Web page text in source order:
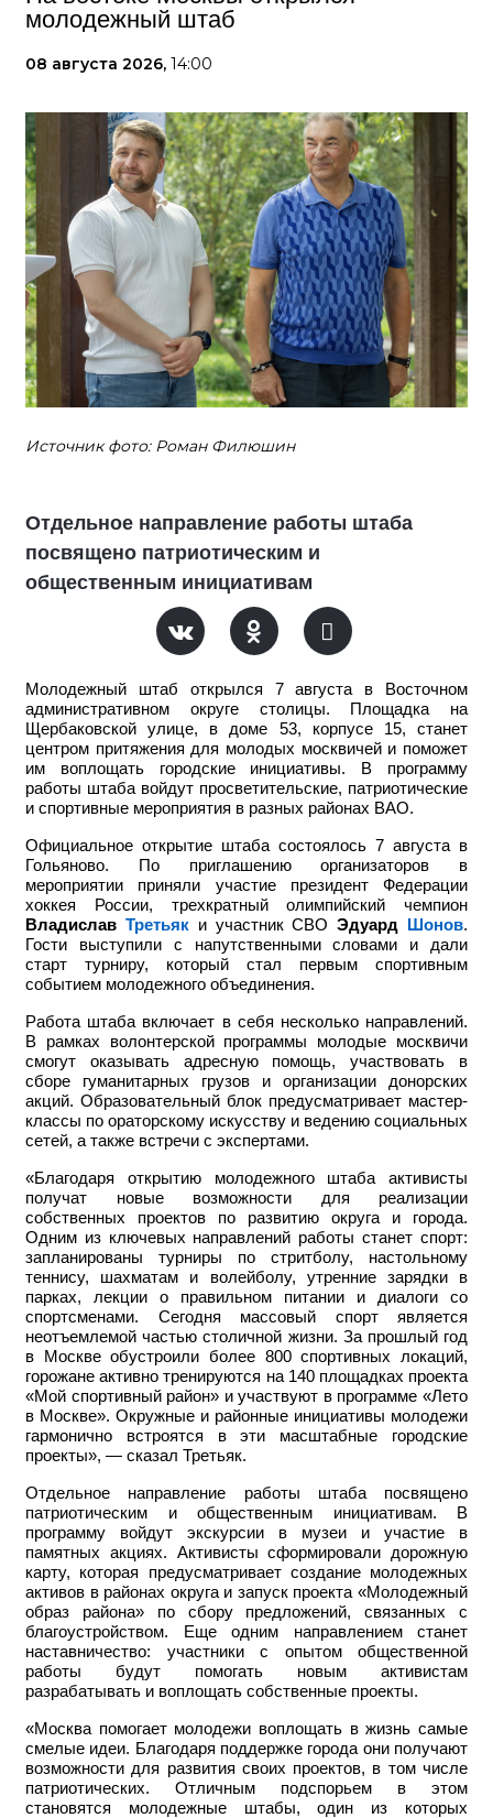
молодежный штаб
08 августа 2026, 14:00
Источник фото: Роман Филюшин
Отдельное направление работы штаба
посвящено патриотическим и
общественным инициативам
Молодежный штаб открылся 7 августа в Восточном
административном округе столицы. Площадка на
Щербаковской улице, в доме 53, корпусе 15, станет
центром притяжения для молодых москвичей и поможет
им воплощать городские инициативы. В программу
работы штаба войдут просветительские, патриотические
и спортивные мероприятия в разных районах ВАО.
Официальное открытие штаба состоялось 7 августа в
Гольяново. По приглашению организаторов в
мероприятии приняли участие
президент Федерации
хоккея России, трехкратный олимпийский чемпион
Владислав Третьяки участник СВО Эдуард Шонов.
Гости выступили с напутственными словами и дали
старт турниру, который стал первым спортивным
событием молодежного объединения.
Работа штаба включает в себя несколько направлений.
В рамках волонтерской программы молодые москвичи
смогут оказывать адресную помощь, участвовать в
сборе гуманитарных грузов и организации донорских
акций. Образовательный блок предусматривает мастер-
классы по ораторскому искусству и ведению социальных
сетей, а также встречи с экспертами.
«Благодаря открытию молодежного штаба активисты
получат новые возможности для реализации
собственных проектов по развитию округа и города.
Одним из ключевых направлений работы станет спорт:
запланированы турниры по стритболу, настольному
теннису, шахматам и волейболу, утренние зарядки в
парках, лекции о правильном питании и диалоги со
спортсменами. Сегодня массовый спорт является
неотъемлемой частью столичной жизни. За прошлый год
в Москве обустроили более 800 спортивных локаций,
горожане активно тренируются на 140 площадках проекта
«Мой спортивный район» и участвуют в программе «Лето
в Москве». Окружные и районные инициативы молодежи
гармонично встроятся в эти масштабные городские
проекты», — сказал Третьяк.
Отдельное направление работы штаба посвящено
патриотическим и общественным инициативам. В
программу войдут экскурсии в музеи и участие в
памятных акциях. Активисты сформировали дорожную
карту, которая предусматривает создание молодежных
активов в районах округа и запуск проекта «Молодежный
образ района» по сбору предложений, связанных с
благоустройством. Еще одним направлением станет
наставничество: участники с опытом общественной
работы будут помогать новым активистам
разрабатывать и воплощать собственные проекты.
«Москва помогает молодежи воплощать в жизнь самые
смелые идеи. Благодаря поддержке города они получают
возможности для развития своих проектов, в том числе
патриотических. Отличным подспорьем в этом
становятся молодежные штабы, один из которых